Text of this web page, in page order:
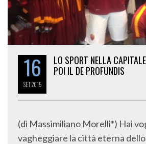
16
SET2015
LO SPORT NELLA
POI IL DE PROFUNDIS
(di Massimiliano Morelli*) Hai
vagheggiare la città eterna